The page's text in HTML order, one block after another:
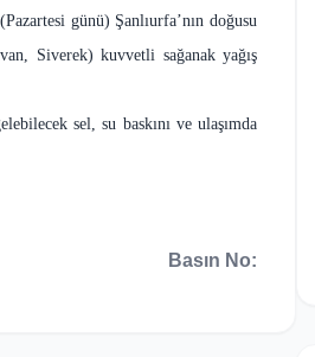
günü) Şanlıurfa’nın doğusu
Siverek) kuvvetli sağanak yağış
sel, su baskını ve ulaşımda
Basın No: